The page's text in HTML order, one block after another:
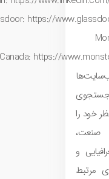
https://
Canada: https://
خود را
و
مرتبط